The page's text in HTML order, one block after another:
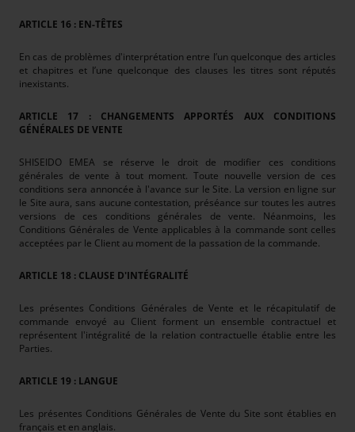
ARTICLE 16 : EN-TÊTES
En cas de problèmes d'interprétation entre l’un quelconque des articles
et chapitres et l’une quelconque des clauses les titres sont réputés
inexistants.
ARTICLE 17 : CHANGEMENTS APPORTÉS AUX CONDITIONS
GÉNÉRALES DE VENTE
SHISEIDO EMEA se réserve le droit de modifier ces conditions
générales de vente à tout moment. Toute nouvelle version de ces
conditions sera annoncée à l'avance sur le Site. La version en ligne sur
le Site aura, sans aucune contestation, préséance sur toutes les autres
versions de ces conditions générales de vente. Néanmoins, les
Conditions Générales de Vente applicables à la commande sont celles
acceptées par le Client au moment de la passation de la commande.
ARTICLE 18 : CLAUSE D'INTÉGRALITÉ
Les présentes Conditions Générales de Vente et le récapitulatif de
commande envoyé au Client forment un ensemble contractuel et
représentent l'intégralité de la relation contractuelle établie entre les
Parties.
ARTICLE 19 : LANGUE
Les présentes Conditions Générales de Vente du Site sont établies en
français et en anglais.